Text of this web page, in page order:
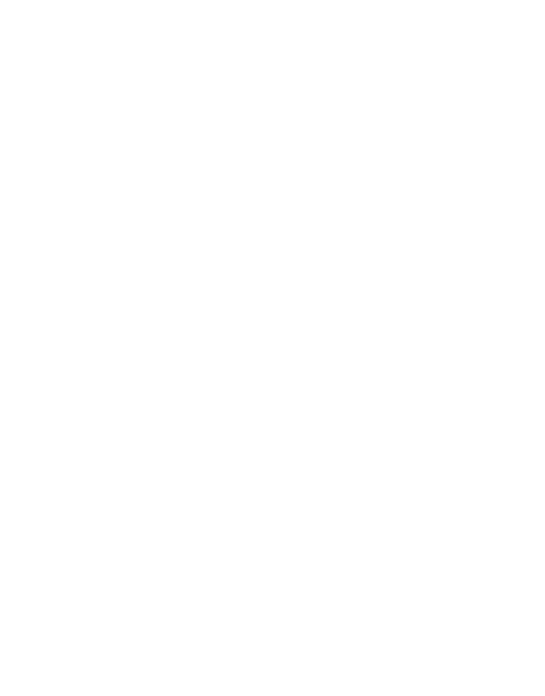
御機器販売店・
。
ようお願いしま
ズにご登録され
社の共同利用者
とをご了承くだ
」に記載されて
はありません。
品に未対応品が
) : 1000ppm、
、
さない年数を意
貨物等」とい
これらの製造装
に通知します。
、取り引きをい
ムロン制御